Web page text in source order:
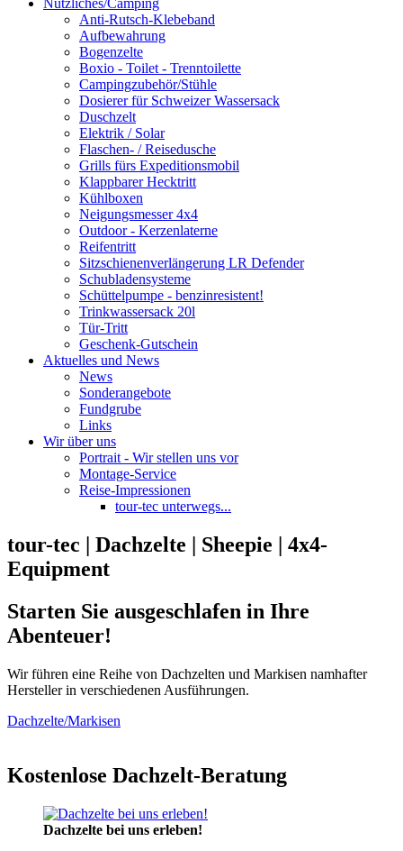
Nützliches/Camping
Anti-Rutsch-Klebeband
Aufbewahrung
Bogenzelte
Boxio - Toilet - Trenntoilette
Campingzubehör/Stühle
Dosierer für Schweizer Wassersack
Duschzelt
Elektrik / Solar
Flaschen- / Reisedusche
Grills fürs Expeditionsmobil
Klappbarer Hecktritt
Kühlboxen
Neigungsmesser 4x4
Outdoor - Kerzenlaterne
Reifentritt
Sitzschienenverlängerung LR Defender
Schubladensysteme
Schüttelpumpe - benzinresistent!
Trinkwassersack 20l
Tür-Tritt
Geschenk-Gutschein
Aktuelles und News
News
Sonderangebote
Fundgrube
Links
Wir über uns
Portrait - Wir stellen uns vor
Montage-Service
Reise-Impressionen
tour-tec unterwegs...
tour-tec | Dachzelte | Sheepie | 4x4-
Equipment
Starten Sie ausgeschlafen in Ihre
Abenteuer!
Wir führen eine Reihe von Dachzelten und Markisen namhafter
Hersteller in verschiedenen Ausführungen.
Dachzelte/Markisen
Kostenlose Dachzelt-Beratung
Dachzelte bei uns erleben!